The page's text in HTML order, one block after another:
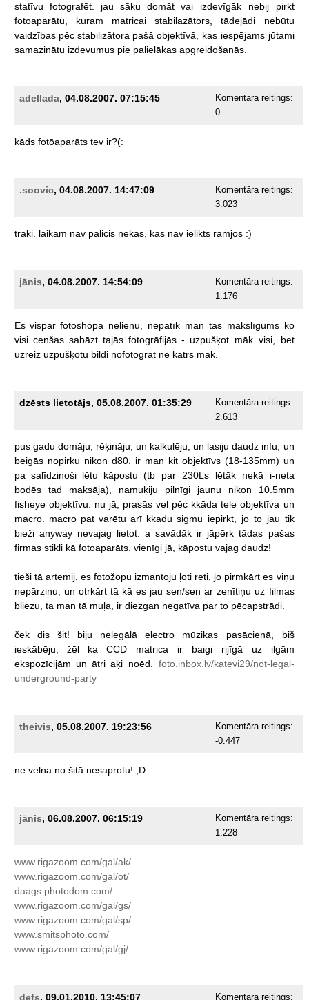
statīvu
fotografēt. jau sāku domāt vai izdevīgāk nebij
pirkt
fotoaparātu,
kuram matricai stabilazātors, tādejādi
nebūtu
vaidzības pēc stabilizātora pašā objektīvā, kas iespējams jūtami
samazinātu izdevumus pie palielākas apgreidošanās.
adellada, 04.08.2007. 07:15:45
Komentāra reitings:
0
kāds fotōaparāts tev ir?(:
.soovic, 04.08.2007. 14:47:09
Komentāra reitings:
3.023
traki. laikam nav palicis nekas, kas nav ielikts rāmjos :)
jānis, 04.08.2007. 14:54:09
Komentāra reitings:
1.176
Es vispār fotoshopā nelienu, nepatīk man tas mākslīgums ko
visi cenšas sabāzt tajās fotogrāfijās - uzpušķot māk visi,
bet
uzreiz uzpušķotu bildi nofotogrāt ne katrs māk.
dzēsts lietotājs, 05.08.2007. 01:35:29
Komentāra reitings:
2.613
pus gadu domāju, rēķināju, un kalkulēju, un lasiju daudz infu,
un
beigās nopirku nikon d80. ir man kit objektīvs (18-135mm) un
pa salīdzinoši lētu kāpostu (tb par 230Ls lētāk nekā
i-neta
bodēs
tad maksāja), namuķiju pilnīgi jaunu nikon
10.5mm
fisheye objektīvu. nu jā, prasās vel pēc kkāda tele objektīva un
macro.
macro pat varētu arī kkadu sigmu iepirkt, jo to jau tik
bieži anyway nevajag lietot. a savādāk ir jāpērk tādas pašas
firmas stikli kā fotoaparāts. vienīgi jā, kāpostu vajag daudz!
tieši tā artemij, es fotožopu izmantoju ļoti reti, jo pirmkārt es viņu
nepārzinu,
un otrkārt tā kā es jau sen/sen ar zenītiņu uz filmas
bliezu, ta man tā muļa, ir diezgan negatīva par to pēcapstrādi.
ček dis šit! biju nelegālā electro mūzikas pasācienā,
biš
ieskābēju,
žēl ka CCD matrica ir baigi rijīgā uz
ilgām
ekspozīcijām un ātri aķi noēd.
foto.inbox.lv/katevi29/not-legal-
underground-party
theivis, 05.08.2007. 19:23:56
Komentāra reitings:
-0.447
ne velna no šitā nesaprotu! ;D
jānis, 06.08.2007. 06:15:19
Komentāra reitings:
1.228
www.rigazoom.com/gal/ak/
www.rigazoom.com/gal/ot/
daags.photodom.com/
www.rigazoom.com/gal/gs/
www.rigazoom.com/gal/sp/
www.smitsphoto.com/
www.rigazoom.com/gal/gj/
defs, 09.01.2010. 13:45:07 Komentāra reitings: